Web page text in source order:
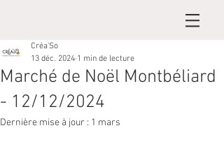
Marché de Noël Montbéliard
- 12/12/2024
Créa'So
13 déc. 2024 1 min de lecture
Dernière mise à jour : 1 mars